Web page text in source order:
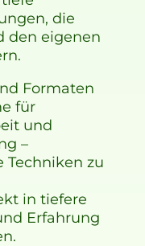
die
den eigenen
Formaten
für
und
–
Techniken zu
in tiefere
Erfahrung